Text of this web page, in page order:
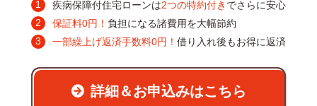
疾病保障付住宅ローンは2つの特約付き でさらに安心
保証料0円！ 負担になる諸費用を大幅節約
一部繰上げ返済手数料0円！ 借り入れ後もお得に返済
詳細＆お申込みはこちら